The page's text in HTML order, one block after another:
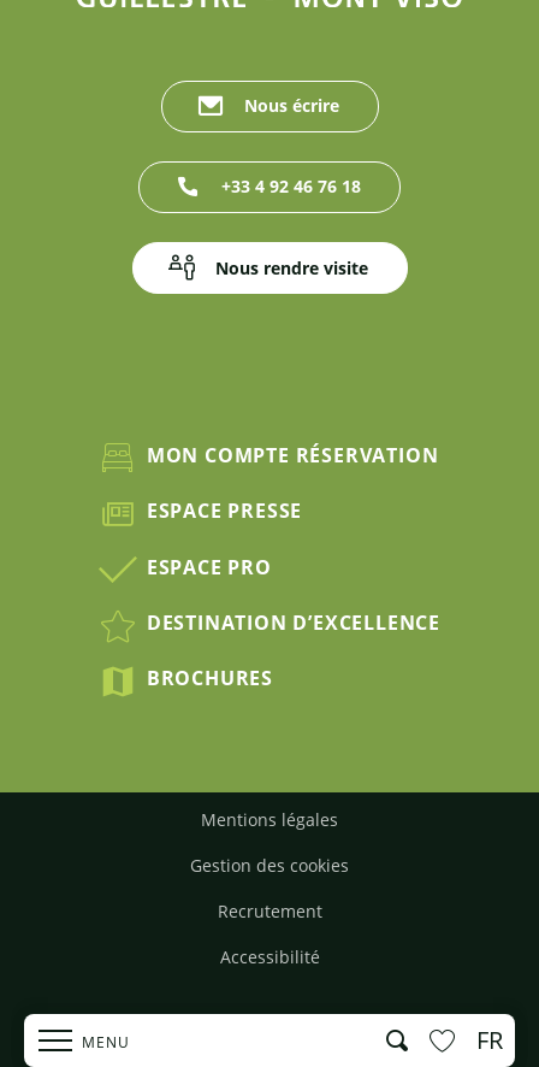
MENU Recherche FR
Nous écrire
+33 4 92 46 76 18
Nous rendre visite
MON COMPTE RÉSERVATION
ESPACE PRESSE
ESPACE PRO
DESTINATION D’EXCELLENCE
BROCHURES
Mentions légales
Gestion des cookies
Recrutement
Accessibilité